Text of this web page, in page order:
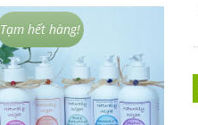
Tạm hết hàng!